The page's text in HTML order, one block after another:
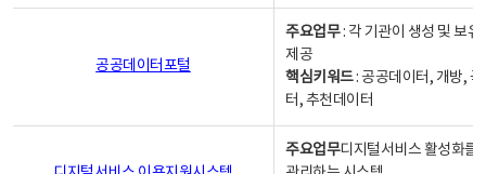
공공데이터포털
주요업무: 각 기관이 생성 및 보
제공
핵심키워드: 공공데이터, 개방,
터, 추천데이터
주요업무디지털서비스 활성화를